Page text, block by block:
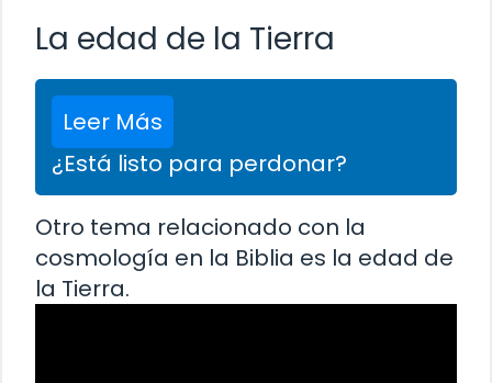
La edad de la Tierra
Leer Más
¿Está listo para perdonar?
Otro tema relacionado con la
cosmología en la Biblia es la edad de
la Tierra.